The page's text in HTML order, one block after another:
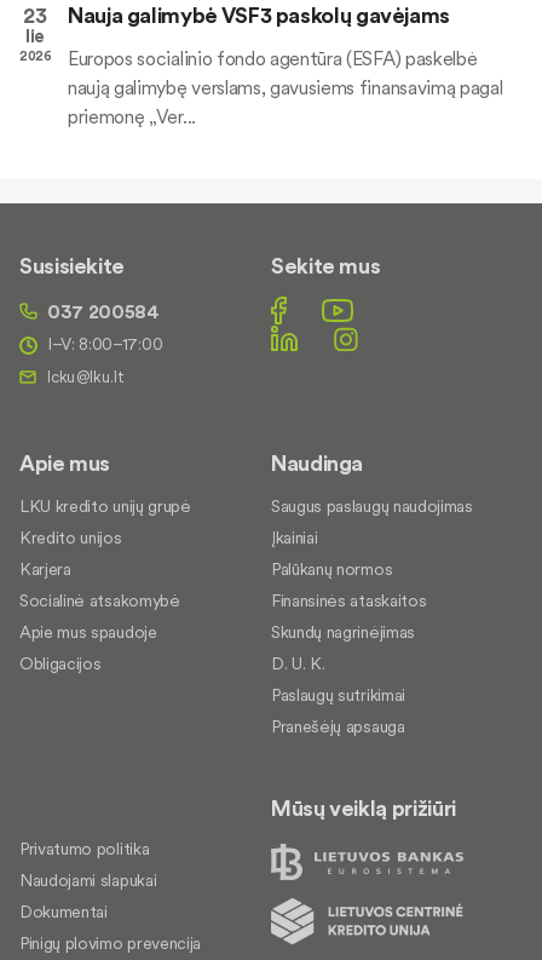
23
lie
2026
Nauja galimybė VSF3 paskolų gavėjams
Europos socialinio fondo agentūra (ESFA) paskelbė
naują galimybę verslams, gavusiems finansavimą pagal
priemonę „Ver...
Susisiekite
037 200584
I–V: 8:00–17:00
Sekite mus
Apie mus
LKU kredito unijų grupė
Kredito unijos
Karjera
Socialinė atsakomybė
Apie mus spaudoje
Obligacijos
Naudinga
Saugus paslaugų naudojimas
Įkainiai
Palūkanų normos
Finansinės ataskaitos
Skundų nagrinėjimas
D. U. K.
Paslaugų sutrikimai
Pranešėjų apsauga
Privatumo politika
Naudojami slapukai
Dokumentai
Pinigų plovimo prevencija
Mūsų veiklą prižiūri